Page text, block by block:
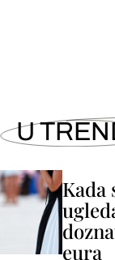
U
Kada
eura